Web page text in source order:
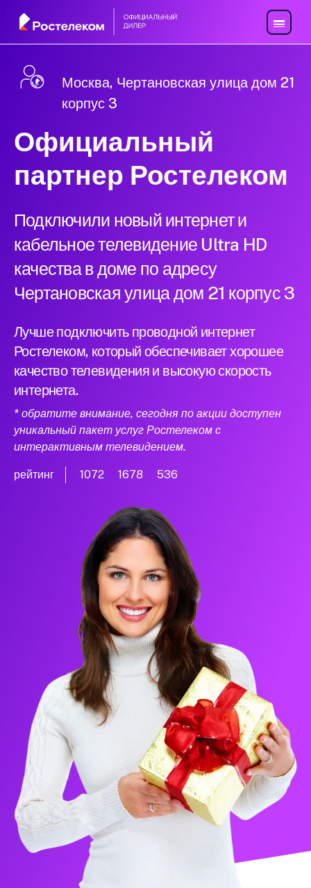
Москва, Чертановская улица дом 21
корпус 3
Официальный
партнер Ростелеком
Подключили новый интернет и
кабельное телевидение Ultra HD
качества в доме по адресу
Чертановская улица дом 21 корпус 3
Лучше подключить проводной интернет
Ростелеком, который обеспечивает хорошее
качество телевидения и высокую скорость
интернета.
* обратите внимание, сегодня по акции доступен
уникальный пакет услуг Ростелеком с
интерактивным телевидением.
рейтинг 1072 1678 536